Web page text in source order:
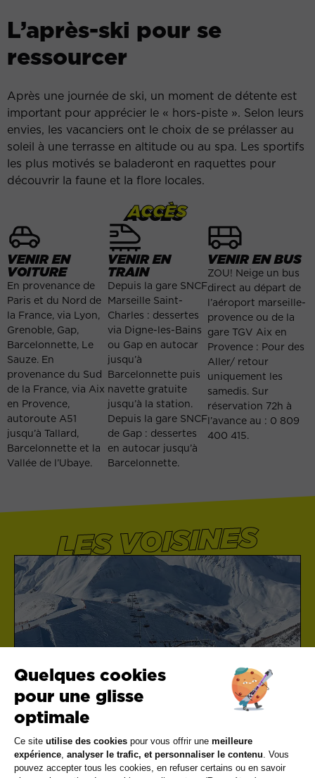
L’après-ski pour se
ressourcer
Après une journée de ski, un moment de détente est
important pour apprécier le « hors-piste ». Selon leurs
envies, les vacanciers ont le choix de se prélasser au
soleil à une terrasse en altitude ou au spa. Les sportifs
les plus motivés se baladeront en raquettes pour
découvrir la faune et la flore locales.
ACCÈS
VENIR EN
VOITURE
En provenance de
Paris et du Nord de
la France, via Lyon,
Grenoble, Gap,
Barcelonnette, Le
Sauze. En
provenance du Sud
de la France, via Aix
en Provence,
autoroute A51
jusqu’à Tallard,
Barcelonnette et la
Vallée de l’Ubaye.
VENIR EN
TRAIN
Depuis la gare SNCF
Marseille Saint-
Charles : dessertes
via Digne-les-Bains
ou Gap en autocar
jusqu’à
Barcelonnette puis
navette gratuite
jusqu’à la station.
Depuis la gare SNCF
de Gap : dessertes
en autocar jusqu’à
Barcelonnette.
VENIR EN BUS
ZOU! Neige un bus
direct au départ de
l’aéroport marseille-
provence ou de la
gare TGV Aix en
Provence : Pour des
Aller/ retour
uniquement les
samedis. Sur
réservation 72h à
l’avance au : 0 809
400 415.
LES VOISINES
Alpes du Sud
LA FOUX D’ALLOS
A partir de32,80€
Voir les offres